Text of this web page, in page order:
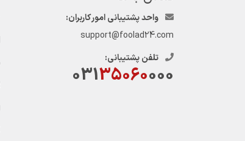
واحد پشتیبانی امور کاربران:
support@foolad24.com
تلفن پشتیبانی:
03135060000